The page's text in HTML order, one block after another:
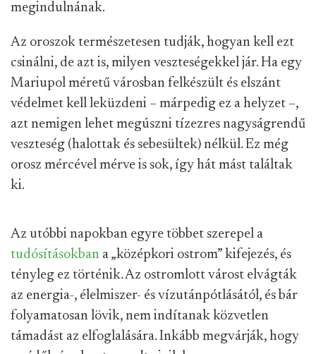
megindulnának.
Az oroszok természetesen tudják, hogyan kell ezt
csinálni, de azt is, milyen veszteségekkel jár. Ha egy
Mariupol méretű városban felkészült és elszánt
védelmet kell leküzdeni – márpedig ez a helyzet –,
azt nemigen lehet megúszni tízezres nagyságrendű
veszteség (halottak és sebesültek) nélkül. Ez még
orosz mércével mérve is sok, így hát mást találtak
ki.
Az utóbbi napokban egyre többet szerepel a
tudósításokban a „középkori ostrom” kifejezés, és
tényleg ez történik. Az ostromlott várost elvágták
az energia-, élelmiszer- és vízutánpótlásától, és bár
folyamatosan lövik, nem indítanak közvetlen
támadást az elfoglalására. Inkább megvárják, hogy